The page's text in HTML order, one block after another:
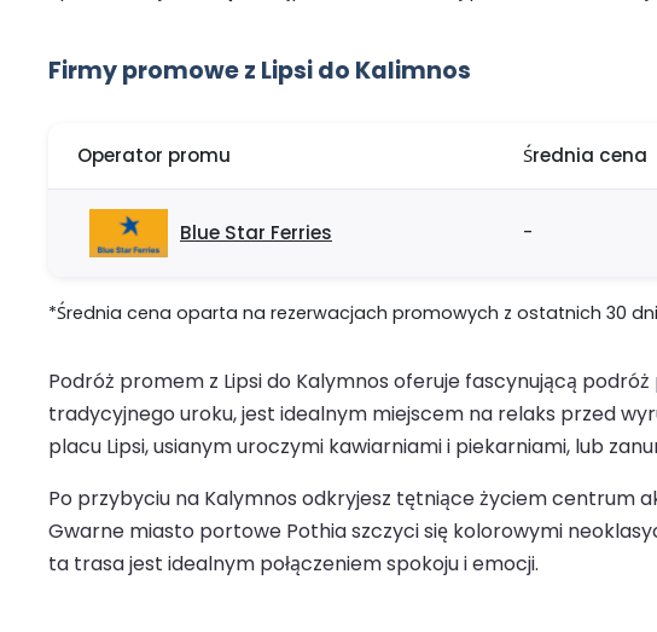
Firmy promowe z Lipsi do Kalimnos
Operator promu Średnia cena
Blue Star Ferries -
*Średnia cena oparta na rezerwacjach promowych z ostatnich 30
Podróż promem z Lipsi do Kalymnos oferuje fascynującą
tradycyjnego uroku, jest idealnym miejscem na relaks przed
placu Lipsi, usianym uroczymi kawiarniami i piekarniami, lub
Po przybyciu na Kalymnos odkryjesz tętniące życiem centrum
Gwarne miasto portowe Pothia szczyci się kolorowymi
ta trasa jest idealnym połączeniem spokoju i emocji.